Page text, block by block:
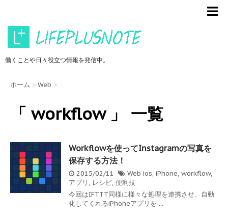
働くことや日々役立つ情報を発信中。
ホーム > Web >
「 workflow 」 一覧
Workflowを使ってInstagramの写真を
保存する方法！
2015/02/11 Web ios, iPhone, workflow,
アプリ , レシピ, 便利技
今回はIFTTT同様に様々な処理を連携させ、自動
化してくれるiPhoneアプリを ...